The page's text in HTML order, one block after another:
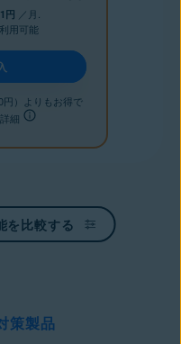
円 ／月.
用可能
）よりもお得で
細
を比較する
策製品